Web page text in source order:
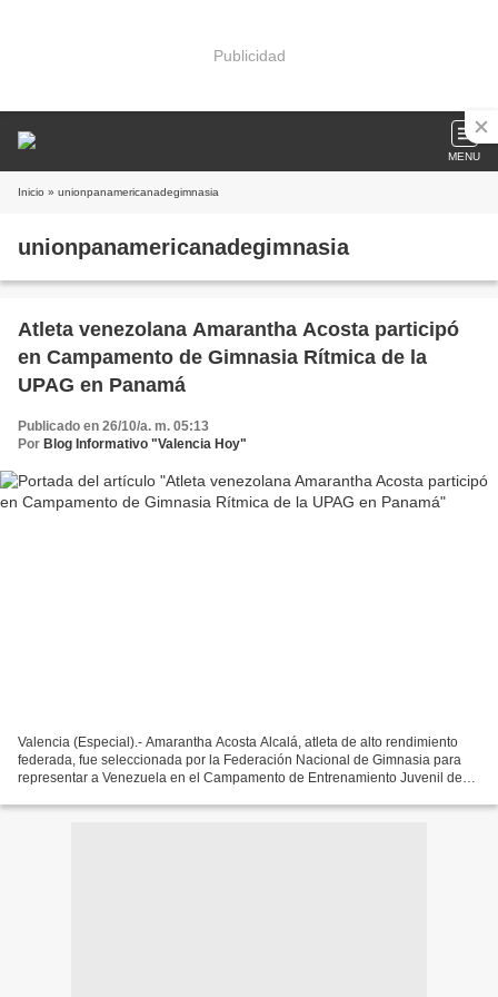
Publicidad
MENU
Inicio » unionpanamericanadegimnasia
unionpanamericanadegimnasia
Atleta venezolana Amarantha Acosta participó
en Campamento de Gimnasia Rítmica de la
UPAG en Panamá
Publicado en 26/10/a. m. 05:13
Por Blog Informativo "Valencia Hoy"
Valencia (Especial).- Amarantha Acosta Alcalá, atleta de alto rendimiento
federada, fue seleccionada por la Federación Nacional de Gimnasia para
representar a Venezuela en el Campamento de Entrenamiento Juvenil de